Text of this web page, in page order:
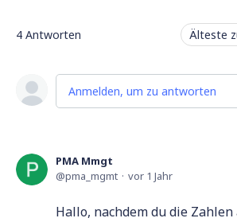
4 Antworten Älteste
Anmelden, um zu antworten
PMA Mmgt
pma_mgmt
vor 1 Jahr
Hallo, nachdem du die Zahlen